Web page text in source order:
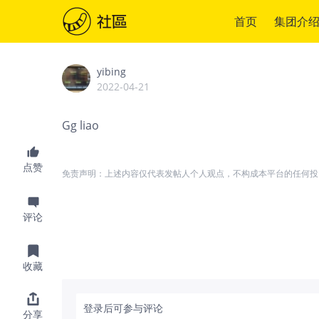
首页 集团介绍
点赞
评论
收藏
分享
yibing
2022-04-21
Gg liao
免责声明：上述内容仅代表发帖人个人观点，不构成本平台的任何
登录后可参与评论